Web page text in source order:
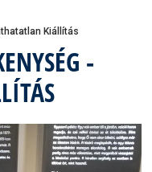
Kiállítás
-